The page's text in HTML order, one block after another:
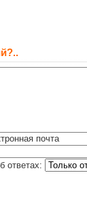
почта
ответах: